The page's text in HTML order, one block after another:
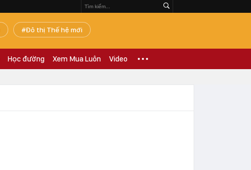
Đô thị Thế hệ mới
Học đường Xem Mua Luôn Video